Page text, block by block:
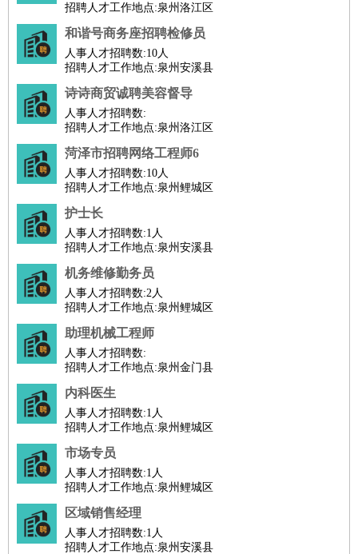
招聘人才工作地点:泉州洛江区
和谐号商务座招聘检修员
人事人才招聘数:10人
招聘人才工作地点:泉州安溪县
诗诗商贸诚聘美容督导
人事人才招聘数:
招聘人才工作地点:泉州洛江区
菏泽市招聘网络工程师6
人事人才招聘数:10人
招聘人才工作地点:泉州鲤城区
护士长
人事人才招聘数:1人
招聘人才工作地点:泉州安溪县
机务维修勤务员
人事人才招聘数:2人
招聘人才工作地点:泉州鲤城区
助理机械工程师
人事人才招聘数:
招聘人才工作地点:泉州金门县
内科医生
人事人才招聘数:1人
招聘人才工作地点:泉州鲤城区
市场专员
人事人才招聘数:1人
招聘人才工作地点:泉州鲤城区
区域销售经理
人事人才招聘数:1人
招聘人才工作地点:泉州安溪县